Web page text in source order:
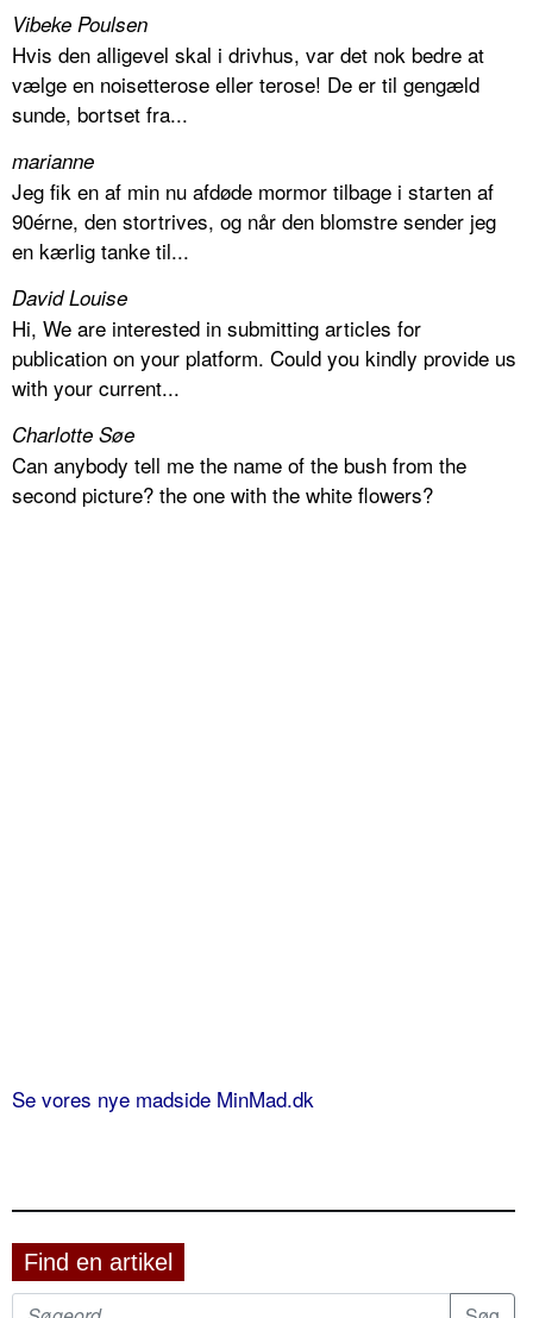
Vibeke Poulsen
Hvis den alligevel skal i drivhus, var det nok bedre at
vælge en noisetterose eller terose! De er til gengæld
sunde, bortset fra...
marianne
Jeg fik en af min nu afdøde mormor tilbage i starten af
90érne, den stortrives, og når den blomstre sender jeg
en kærlig tanke til...
David Louise
Hi, We are interested in submitting articles for
publication on your platform. Could you kindly provide us
with your current...
Charlotte Søe
Can anybody tell me the name of the bush from the
second picture? the one with the white flowers?
Se vores nye madside MinMad.dk
Find en artikel